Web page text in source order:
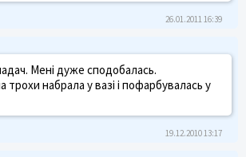
26.01.2011 16:39
Мені дуже сподобалась.
трохи набрала у вазі і пофарбувалась у
19.12.2010 13:17